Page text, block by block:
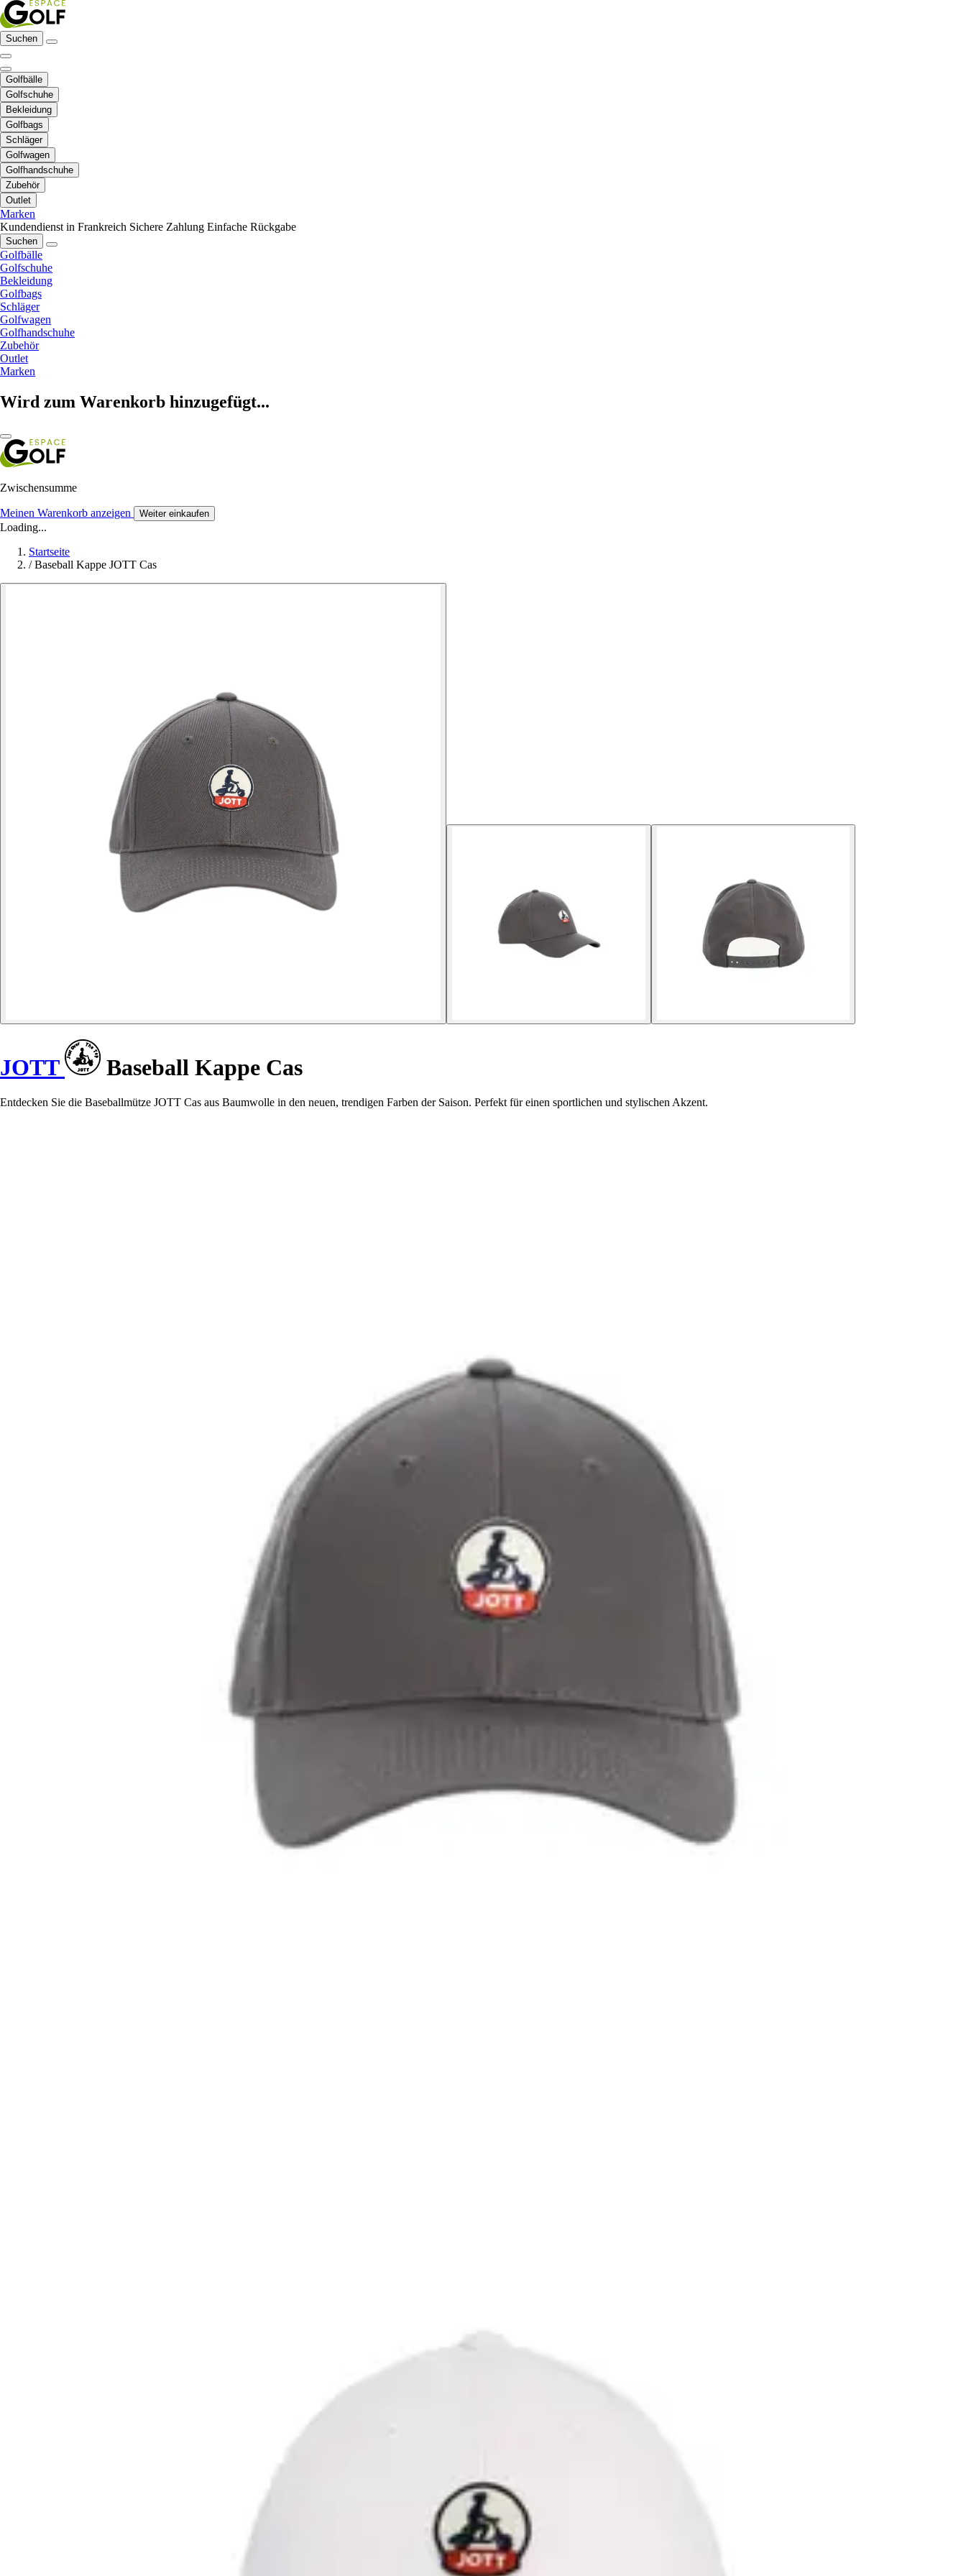
Suchen
Golfbälle
Golfschuhe
Bekleidung
Golfbags
Schläger
Golfwagen
Golfhandschuhe
Zubehör
Outlet
Marken
Kundendienst in Frankreich Sichere Zahlung Einfache Rückgabe
Suchen
Golfbälle
Golfschuhe
Bekleidung
Golfbags
Schläger
Golfwagen
Golfhandschuhe
Zubehör
Outlet
Marken
Wird zum Warenkorb hinzugefügt...
Zwischensumme
Meinen Warenkorb anzeigen Weiter einkaufen
Loading...
Startseite
/ Baseball Kappe JOTT Cas
JOTT Baseball Kappe Cas
Entdecken Sie die Baseballmütze JOTT Cas aus Baumwolle in den neuen, trendigen Farben der Saison. Perfekt für einen sportlichen und stylischen Akzent.